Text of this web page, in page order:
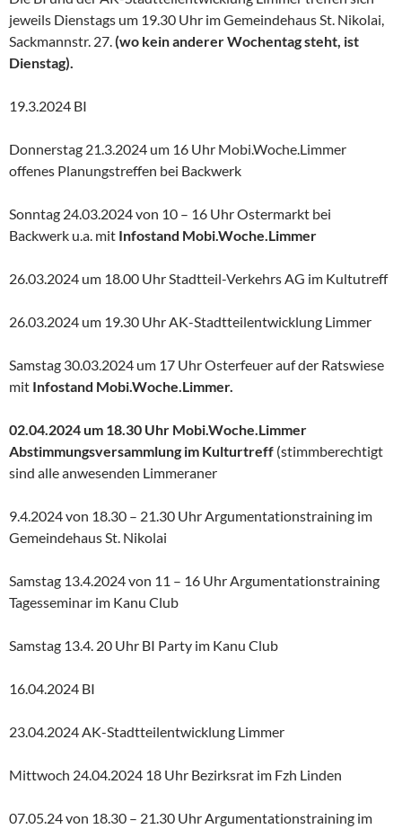
jeweils Dienstags um 19.30 Uhr im Gemeindehaus St. Nikolai,
Sackmannstr. 27.(wo kein anderer Wochentag steht, ist
Dienstag).
19.3.2024 BI
Donnerstag 21.3.2024 um 16 Uhr Mobi.Woche.Limmer
offenes Planungstreffen bei Backwerk
Sonntag 24.03.2024 von 10 – 16 Uhr Ostermarkt bei
Backwerk u.a. mit Infostand Mobi.Woche.Limmer
26.03.2024 um 18.00 Uhr Stadtteil-Verkehrs AG im Kultutreff
26.03.2024 um 19.30 Uhr AK-Stadtteilentwicklung Limmer
Samstag 30.03.2024 um 17 Uhr Osterfeuer auf der Ratswiese
mit Infostand Mobi.Woche.Limmer.
02.04.2024 um 18.30 Uhr Mobi.Woche.Limmer
Abstimmungsversammlung im Kulturtreff (stimmberechtigt
sind alle anwesenden Limmeraner
9.4.2024 von 18.30 – 21.30 Uhr Argumentationstraining im
Gemeindehaus St. Nikolai
Samstag 13.4.2024 von 11 – 16 Uhr Argumentationstraining
Tagesseminar im Kanu Club
Samstag 13.4. 20 Uhr BI Party im Kanu Club
16.04.2024 BI
23.04.2024 AK-Stadtteilentwicklung Limmer
Mittwoch 24.04.2024 18 Uhr Bezirksrat im Fzh Linden
07.05.24 von 18.30 – 21.30 Uhr Argumentationstraining im